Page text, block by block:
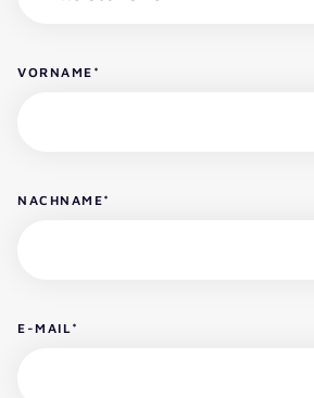
VORNAME *
NACHNAME*
E-MAIL*